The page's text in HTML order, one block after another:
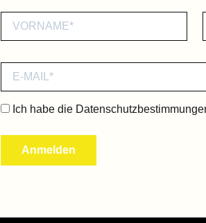
Ich habe die